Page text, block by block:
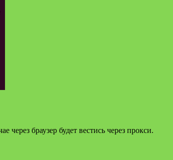
через браузер будет вестись через прокси.